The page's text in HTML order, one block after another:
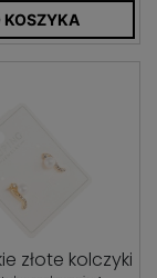
KOSZYKA
złote kolczyki